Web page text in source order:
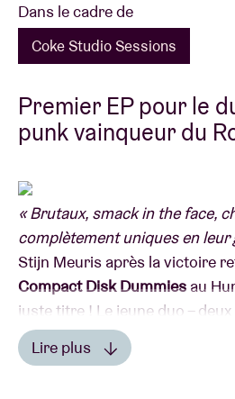
Dans le cadre de
Coke Studio Sessions
Premier EP pour le
punk vainqueur du
« Brutaux, smack in the face,
complètement uniques en leur
Stijn Meuris après la victoire
Compact Disk Dummies au
juste titre ! Le jeune duo –
Knife, Animal Collective et
influences et est tout autant
Lire plus